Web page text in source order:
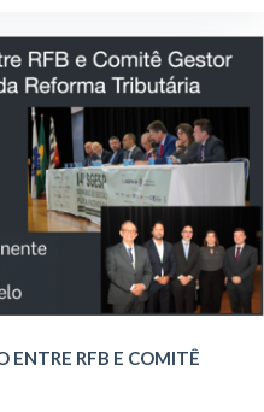
ENTRE RFB E COMITÊ